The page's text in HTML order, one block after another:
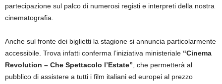
partecipazione sul palco di numerosi registi e interpreti della nostra
cinematografia.
Anche sul fronte dei biglietti la stagione si annuncia particolarmente
accessibile. Trova infatti conferma l’iniziativa ministeriale “Cinema
Revolution – Che Spettacolo l’Estate”, che permetterà al
pubblico di assistere a tutti i film italiani ed europei al prezzo